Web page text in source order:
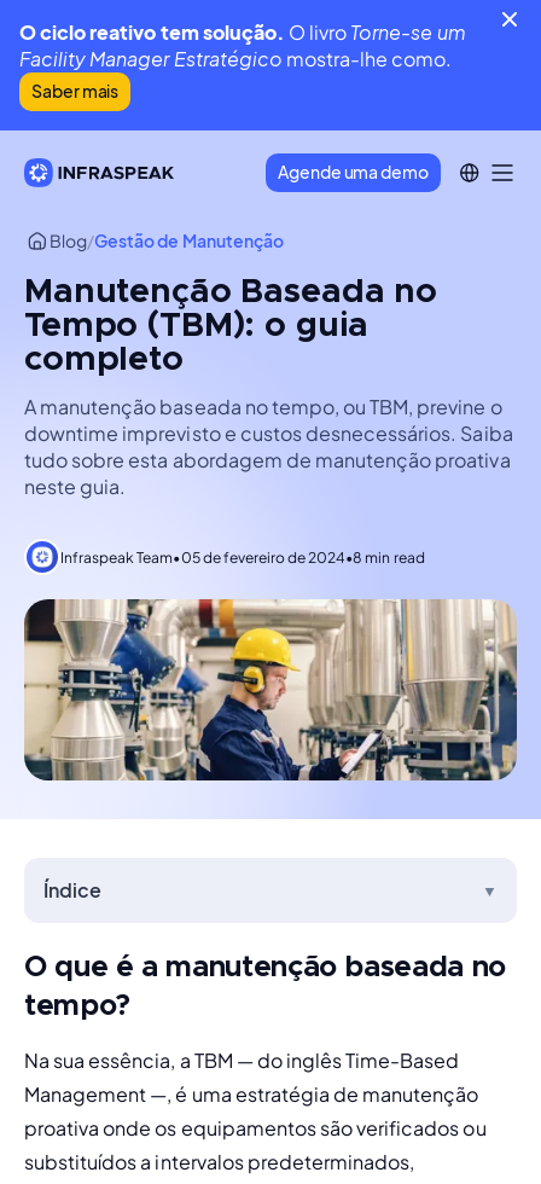
O ciclo reativo tem solução. O livroTorne-se um
Facility Manager Estratégico mostra-lhe como.
Saber mais
Agende uma demo
Blog/Gestão de Manutenção
Manutenção Baseada no
Tempo (TBM): o guia
completo
A manutenção baseada no tempo, ou TBM, previne o
downtime imprevisto e custos desnecessários. Saiba
tudo sobre esta abordagem de manutenção proativa
neste guia.
Infraspeak Team•05 de fevereiro de 2024•8 min read
Índice ▼
O que é a manutenção baseada no
tempo?
Na sua essência, a TBM — do inglês Time-Based
Management —, é uma estratégia de manutenção
proativa onde os equipamentos são verificados ou
substituídos a intervalos predeterminados,